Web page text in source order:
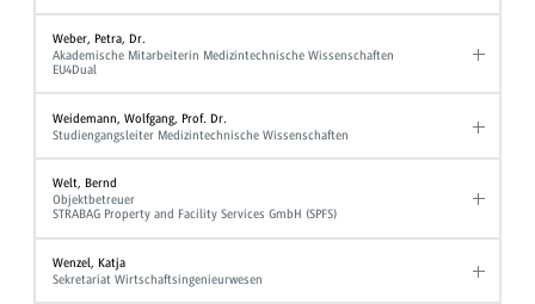
Weber, Petra, Dr.
Akademische Mitarbeiterin Medizintechnische Wissenschaften
EU4Dual
Weidemann, Wolfgang, Prof. Dr.
Studiengangsleiter Medizintechnische Wissenschaften
Welt, Bernd
Objektbetreuer
STRABAG Property and Facility Services GmbH (SPFS)
Wenzel, Katja
Sekretariat Wirtschaftsingenieurwesen